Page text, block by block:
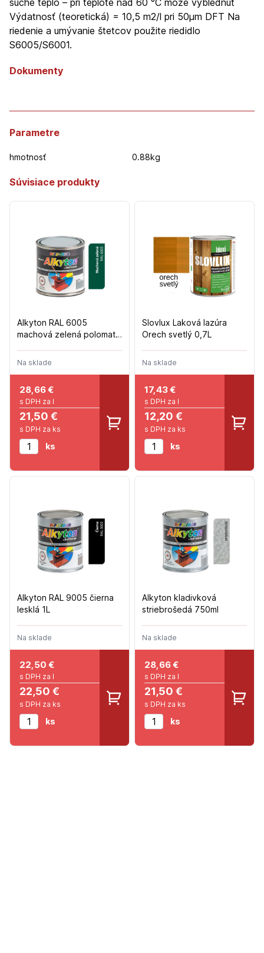
Výdatnosť (teoretická) = 10,5 m2/l pri 50µm DFT Na
riedenie a umývanie štetcov použite riedidlo
S6005/S6001.
Dokumenty
Parametre
hmotnosť 0.88kg
Súvisiace produkty
Alkyton RAL 6005
machová zelená polomat
Na sklade
28,66€
s DPH za l
21,50 €
s DPH za ks
ks
Slovlux Laková lazúra
Orech svetlý 0,7L
Na sklade
17,43€
s DPH za l
12,20 €
s DPH za ks
ks
Alkyton RAL 9005 čierna
lesklá 1L
Na sklade
22,50 €
s DPH za l
22,50 €
s DPH za ks
ks
Alkyton kladivková
striebrošedá 750ml
Na sklade
28,66€
s DPH za l
21,50 €
s DPH za ks
ks